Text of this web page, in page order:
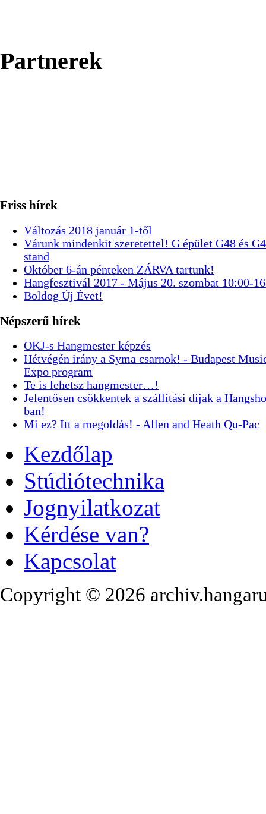
Partnerek
Friss hírek
Változás 2018 január 1-től
Várunk mindenkit szeretettel! G épület G48 és
stand
Október 6-án pénteken ZÁRVA tartunk!
Hangfesztivál 2017 - Május 20. szombat 10:00-
Boldog Új Évet!
Népszerű hírek
OKJ-s Hangmester képzés
Hétvégén irány a Syma csarnok! - Budapest
Expo program
Te is lehetsz hangmester…!
Jelentősen csökkentek a szállítási díjak a
ban!
Mi ez? Itt a megoldás! - Allen and Heath Qu-Pac
Kezdőlap
Stúdiótechnika
Jognyilatkozat
Kérdése van?
Kapcsolat
Copyright © 2026